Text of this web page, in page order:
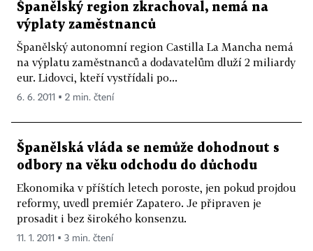
Španělský region zkrachoval, nemá na
výplaty zaměstnanců
Španělský autonomní region Castilla La Mancha nemá
na výplatu zaměstnanců a dodavatelům dluží 2 miliardy
eur. Lidovci, kteří vystřídali po...
6. 6. 2011 ▪ 2 min. čtení
Španělská vláda se nemůže dohodnout s
odbory na věku odchodu do důchodu
Ekonomika v příštích letech poroste, jen pokud projdou
reformy, uvedl premiér Zapatero. Je připraven je
prosadit i bez širokého konsenzu.
11. 1. 2011 ▪ 3 min. čtení